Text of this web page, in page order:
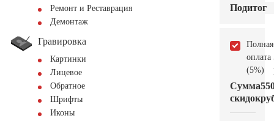
Ремонт и Реставрация
Демонтаж
Гравировка
Картинки
Лицевое
Обратное
Шрифты
Иконы
Подитог
Полная
оплата
(5%)
Сумма
скидок